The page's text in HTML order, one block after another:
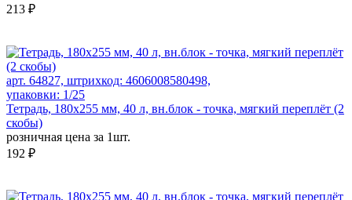
213 ₽
арт. 64827, штрихкод: 4606008580498,
упаковки: 1/25
Тетрадь, 180х255 мм, 40 л, вн.блок - точка, мягкий переплёт (2
скобы)
розничная цена за 1шт.
192 ₽